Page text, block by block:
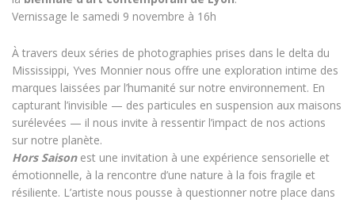
Vernissage le samedi 9 novembre à 16h
À travers deux séries de photographies prises dans le delta du
Mississippi, Yves Monnier nous offre une exploration intime des
marques laissées par l’humanité sur notre environnement. En
capturant l’invisible — des particules en suspension aux maisons
surélevées — il nous invite à ressentir l’impact de nos actions
sur notre planète.
Hors Saisonest une invitation à une expérience sensorielle et
émotionnelle, à la rencontre d’une nature à la fois fragile et
résiliente. L’artiste nous pousse à questionner notre place dans